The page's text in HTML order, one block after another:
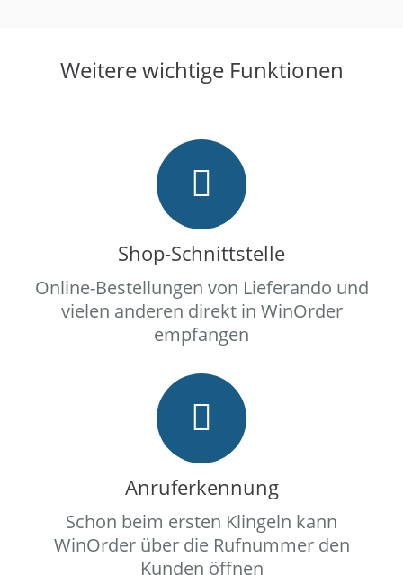
Weitere wichtige Funktionen
Shop-Schnittstelle
Online-Bestellungen von Lieferando und
vielen anderen direkt in WinOrder
empfangen
Anruferkennung
Schon beim ersten Klingeln kann
WinOrder über die Rufnummer den
Kunden öffnen